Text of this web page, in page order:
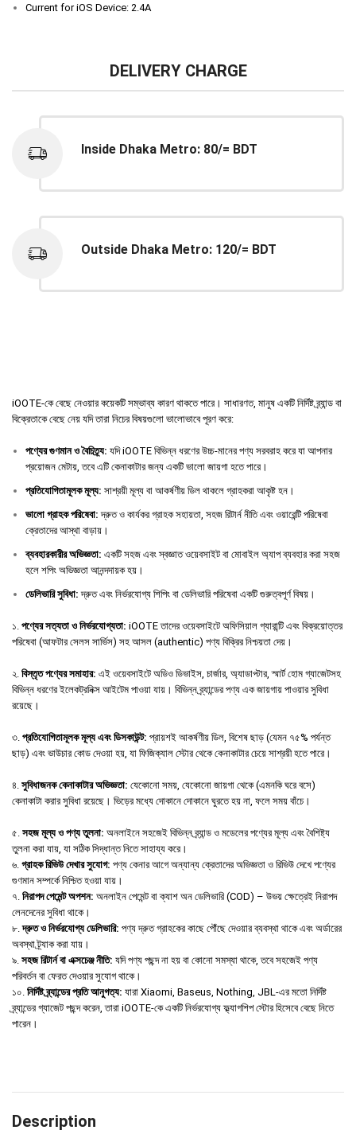
Current for iOS Device: 2.4A
DELIVERY CHARGE
Inside Dhaka Metro: 80/= BDT
Outside Dhaka Metro: 120/= BDT
iOOTE-কে বেছে নেওয়ার কয়েকটি সম্ভাব্য কারণ থাকতে পারে। সাধারণত, মানুষ একটি নির্দিষ্ট ব্র্যান্ড বা
বিক্রেতাকে বেছে নেয় যদি তারা নিচের বিষয়গুলো ভালোভাবে পূরণ করে:
পণ্যের গুণমান ও বৈচিত্র্য: যদি iOOTE বিভিন্ন ধরণের উচ্চ-মানের পণ্য সরবরাহ করে যা আপনার
প্রয়োজন মেটায়, তবে এটি কেনাকাটার জন্য একটি ভালো জায়গা হতে পারে।
প্রতিযোগিতামূলক মূল্য: সাশ্রয়ী মূল্য বা আকর্ষণীয় ডিল থাকলে গ্রাহকরা আকৃষ্ট হন।
ভালো গ্রাহক পরিষেবা: দ্রুত ও কার্যকর গ্রাহক সহায়তা, সহজ রিটার্ন নীতি এবং ওয়ারেন্টি পরিষেবা
ক্রেতাদের আস্থা বাড়ায়।
ব্যবহারকারীর অভিজ্ঞতা: একটি সহজ এবং স্বজ্ঞাত ওয়েবসাইট বা মোবাইল অ্যাপ ব্যবহার করা সহজ
হলে শপিং অভিজ্ঞতা আনন্দদায়ক হয়।
ডেলিভারি সুবিধা: দ্রুত এবং নির্ভরযোগ্য শিপিং বা ডেলিভারি পরিষেবা একটি গুরুত্বপূর্ণ বিষয়।
১. পণ্যের সত্যতা ও নির্ভরযোগ্যতা: iOOTE তাদের ওয়েবসাইটে অফিসিয়াল গ্যারান্টি এবং বিক্রয়োত্তর
পরিষেবা (আফটার সেলস সার্ভিস) সহ আসল (authentic) পণ্য বিক্রির নিশ্চয়তা দেয়।
২. বিস্তৃত পণ্যের সমাহার: এই ওয়েবসাইটে অডিও ডিভাইস, চার্জার, অ্যাডাপ্টার, স্মার্ট হোম গ্যাজেটসহ
বিভিন্ন ধরণের ইলেকট্রনিক্স আইটেম পাওয়া যায়। বিভিন্ন ব্র্যান্ডের পণ্য এক জায়গায় পাওয়ার সুবিধা
রয়েছে।
৩. প্রতিযোগিতামূলক মূল্য এবং ডিসকাউন্ট: প্রায়শই আকর্ষণীয় ডিল, বিশেষ ছাড় (যেমন ৭৫% পর্যন্ত
ছাড়) এবং ভাউচার কোড দেওয়া হয়, যা ফিজিক্যাল স্টোর থেকে কেনাকাটার চেয়ে সাশ্রয়ী হতে পারে।
৪. সুবিধাজনক কেনাকাটার অভিজ্ঞতা: যেকোনো সময়, যেকোনো জায়গা থেকে (এমনকি ঘরে বসে)
কেনাকাটা করার সুবিধা রয়েছে। ভিড়ের মধ্যে দোকানে দোকানে ঘুরতে হয় না, ফলে সময় বাঁচে।
৫. সহজ মূল্য ও পণ্য তুলনা: অনলাইনে সহজেই বিভিন্ন ব্র্যান্ড ও মডেলের পণ্যের মূল্য এবং বৈশিষ্ট্য
তুলনা করা যায়, যা সঠিক সিদ্ধান্ত নিতে সাহায্য করে।
৬. গ্রাহক রিভিউ দেখার সুযোগ: পণ্য কেনার আগে অন্যান্য ক্রেতাদের অভিজ্ঞতা ও রিভিউ দেখে পণ্যের
গুণমান সম্পর্কে নিশ্চিত হওয়া যায়।
৭. নিরাপদ পেমেন্ট অপশন: অনলাইন পেমেন্ট বা ক্যাশ অন ডেলিভারি (COD) – উভয় ক্ষেত্রেই নিরাপদ
লেনদেনের সুবিধা থাকে।
৮.দ্রুত ও নির্ভরযোগ্য ডেলিভারি: পণ্য দ্রুত গ্রাহকের কাছে পৌঁছে দেওয়ার ব্যবস্থা থাকে এবং অর্ডারের
অবস্থা ট্র্যাক করা যায়।
৯. সহজ রিটার্ন বা এক্সচেঞ্জ নীতি: যদি পণ্য পছন্দ না হয় বা কোনো সমস্যা থাকে, তবে সহজেই পণ্য
পরিবর্তন বা ফেরত দেওয়ার সুযোগ থাকে।
১০. নির্দিষ্ট ব্র্যান্ডের প্রতি আনুগত্য: যারা Xiaomi, Baseus, Nothing, JBL-এর মতো নির্দিষ্ট
ব্র্যান্ডের গ্যাজেট পছন্দ করেন, তারা iOOTE-কে একটি নির্ভরযোগ্য ফ্ল্যাগশিপ স্টোর হিসেবে বেছে নিতে
পারেন।
Description